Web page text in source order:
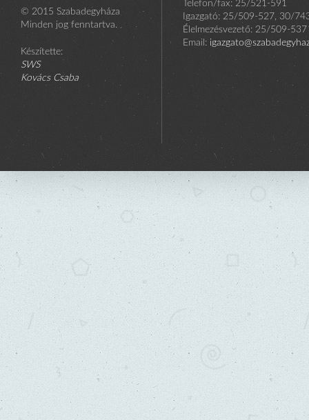
© 2015 Szabadegyháza
Minden jog fenntartva.
Készítette:
SWS
Kovács Csaba
Telefon/fax: 25/521-591
Igazgató: 25/509-527, 30/
Élelmezésvezető: 25/509-537
Email: